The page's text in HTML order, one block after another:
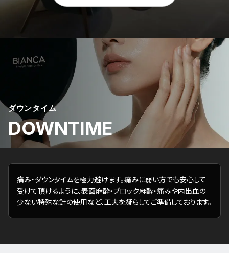
ダウンタイム
DOWNTIME
痛み・ダウンタイムを極⼒避けます。痛みに弱い⽅でも安⼼して
受けて頂けるように、表⾯⿇酔・ブロック⿇酔・痛みや内出⾎の
少ない特殊な針の使⽤など、⼯夫を凝らしてご準備しております。